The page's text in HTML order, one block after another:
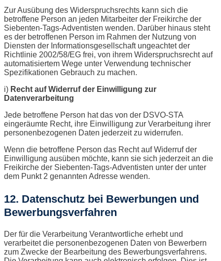
Zur Ausübung des Widerspruchsrechts kann sich die
betroffene Person an jeden Mitarbeiter der Freikirche der
Siebenten-Tags-Adventisten wenden. Darüber hinaus steht
es der betroffenen Person im Rahmen der Nutzung von
Diensten der Informationsgesellschaft ungeachtet der
Richtlinie 2002/58/EG frei, von ihrem Widerspruchsrecht auf
automatisiertem Wege unter Verwendung technischer
Spezifikationen Gebrauch zu machen.
i) Recht auf Widerruf der Einwilligung zur
Datenverarbeitung
Jede betroffene Person hat das von der DSVO-STA
eingeräumte Recht, ihre Einwilligung zur Verarbeitung ihrer
personenbezogenen Daten jederzeit zu widerrufen.
Wenn die betroffene Person das Recht auf Widerruf der
Einwilligung ausüben möchte, kann sie sich jederzeit an die
Freikirche der Siebenten-Tags-Adventisten unter der unter
dem Punkt 2 genannten Adresse wenden.
12. Datenschutz bei Bewerbungen und
Bewerbungsverfahren
Der für die Verarbeitung Verantwortliche erhebt und
verarbeitet die personenbezogenen Daten von Bewerbern
zum Zwecke der Bearbeitung des Bewerbungsverfahrens.